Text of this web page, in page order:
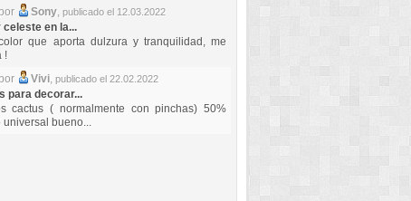
Sony, publicado el 12.03.2022
celeste en la...
que aporta dulzura y tranquilidad, me
!
Vivi, publicado el 22.02.2022
para decorar...
cactus ( normalmente con pinchas) 50%
universal bueno...